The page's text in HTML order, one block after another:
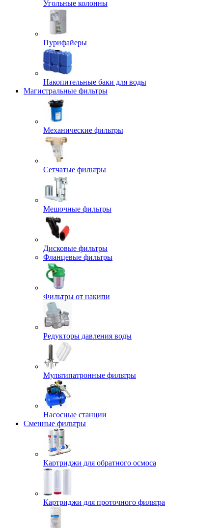
Угольные колонны
Пурифайеры
Накопительные баки для воды
Магистральные фильтры
Механические фильтры
Сетчатые фильтры
Мешочные фильтры
Дисковые фильтры
Фланцевые фильтры
Фильтры от накипи
Редукторы давления воды
Мультипатронные фильтры
Насосные станции
Сменные фильтры
Картриджи для обратного осмоса
Картриджи для проточного фильтра